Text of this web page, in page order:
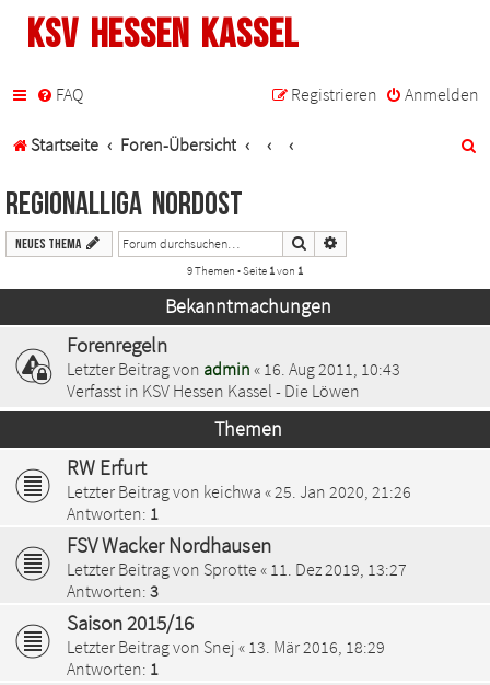
KSV Hessen Kassel
FAQ Anmelden
Registrieren
Startseite Foren-Übersicht
Regionalliga Nordost
Neues Thema Suche
9 Themen • Seite 1von 1
Bekanntmachungen
Forenregeln
Letzter Beitrag von admin « 16. Aug 2011, 10:43
Verfasst in KSV Hessen Kassel - Die Löwen
Themen
RW Erfurt
Letzter Beitrag von keichwa « 25. Jan 2020, 21:26
Antworten: 1
FSV Wacker Nordhausen
Letzter Beitrag von Sprotte « 11. Dez 2019, 13:27
Antworten: 3
Saison 2015/16
Letzter Beitrag von Snej « 13. Mär 2016, 18:29
Antworten: 1